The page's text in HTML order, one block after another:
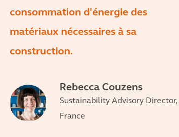
consommation d'énergie des
matériaux nécessaires à sa
construction.
Rebecca Couzens
Sustainability Advisory Director,
France